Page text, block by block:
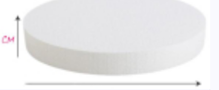
Набор перфорированных
форм для выпечки диаметр
8,2 см, 6 шт
Форма для